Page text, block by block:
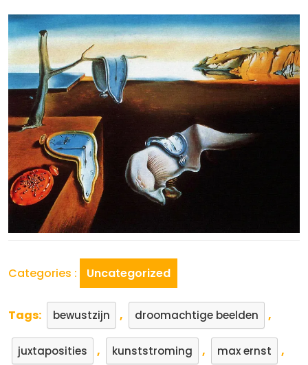
in
Schilderijen
Categories : Uncategorized
Tags: bewustzijn , droomachtige beelden ,
juxtaposities , kunststroming , max ernst ,